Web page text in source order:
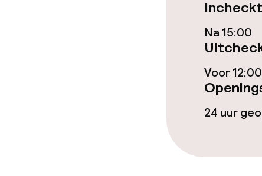
Lunch à la
Wasservice
Zakelijke
Na 15:00
Voor 12:00
24 uur